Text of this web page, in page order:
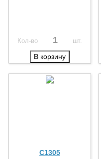
Кол-во шт.
В корзину
C1305